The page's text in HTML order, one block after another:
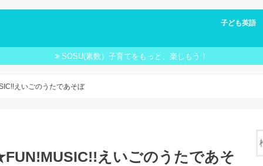
子ども英語
子ども英語
SOSU(素数）子育てをもっと、楽しもう！
えいごのうたであそぼ
えいごのうたであそ